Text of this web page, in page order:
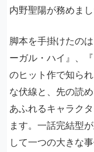
内野聖陽が務めまし
脚本を手掛けたの
ーガル・ハイ』、
のヒット作で知ら
な伏線と、先の読
あふれるキャラク
ます。一話完結型
して一つの大きな